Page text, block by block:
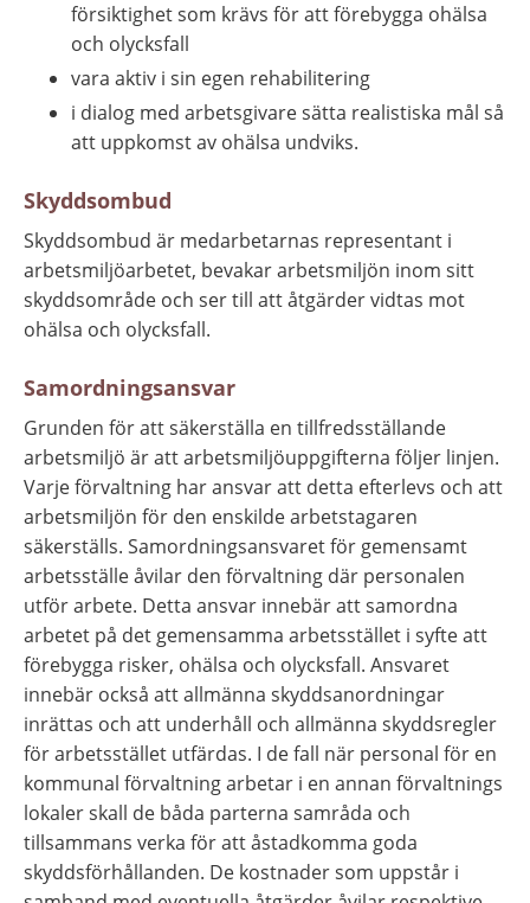
försiktighet som krävs för att förebygga ohälsa
och olycksfall
vara aktiv i sin egen rehabilitering
i dialog med arbetsgivare sätta realistiska mål så
att uppkomst av ohälsa undviks.
Skyddsombud
Skyddsombud är medarbetarnas representant i
arbetsmiljöarbetet, bevakar arbetsmiljön inom sitt
skyddsområde och ser till att åtgärder vidtas mot
ohälsa och olycksfall.
Samordningsansvar
Grunden för att säkerställa en tillfredsställande
arbetsmiljö är att arbetsmiljöuppgifterna följer linjen.
Varje förvaltning har ansvar att detta efterlevs och att
arbetsmiljön för den enskilde arbetstagaren
säkerställs. Samordningsansvaret för gemensamt
arbetsställe åvilar den förvaltning där personalen
utför arbete. Detta ansvar innebär att samordna
arbetet på det gemensamma arbetsstället i syfte att
förebygga risker, ohälsa och olycksfall. Ansvaret
innebär också att allmänna skyddsanordningar
inrättas och att underhåll och allmänna skyddsregler
för arbetsstället utfärdas. I de fall när personal för en
kommunal förvaltning arbetar i en annan förvaltnings
lokaler skall de båda parterna samråda och
tillsammans verka för att åstadkomma goda
skyddsförhållanden. De kostnader som uppstår i